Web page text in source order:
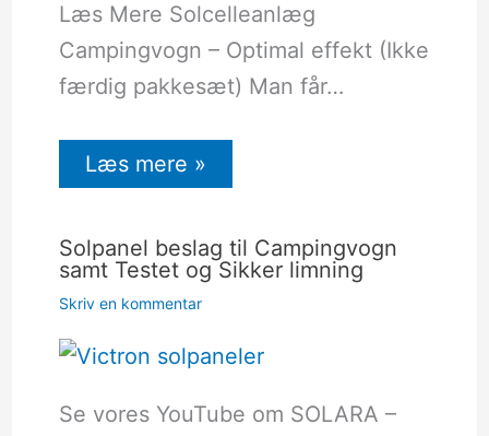
Læs Mere Solcelleanlæg
Campingvogn – Optimal effekt (Ikke
færdig pakkesæt) Man får…
Læs mere »
Solpanel beslag til Campingvogn
samt Testet og Sikker limning
Skriv en kommentar
Se vores YouTube om SOLARA –